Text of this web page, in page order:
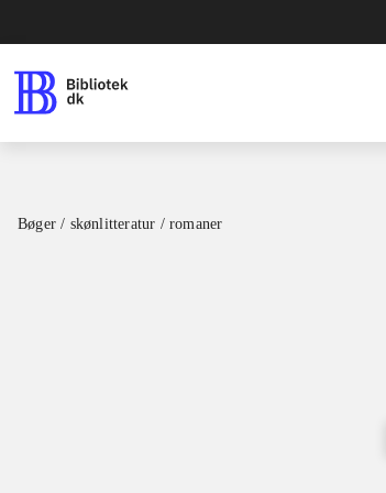
Bøger / skønlitteratur / romaner